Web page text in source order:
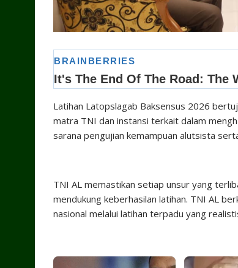
Latihan Latopslagab Baksensus 2026
matra TNI dan instansi terkait dalam
sarana pengujian kemampuan alutsista
TNI AL memastikan setiap unsur yang
mendukung keberhasilan latihan. TNI AL
nasional melalui latihan terpadu yang